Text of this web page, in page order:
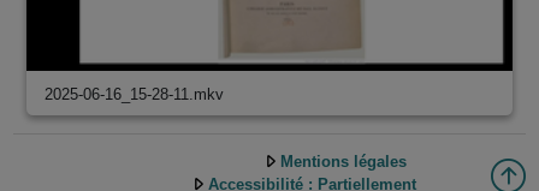
2025-06-16_15-28-11.mkv
Mentions légales
Accessibilité : Partiellement